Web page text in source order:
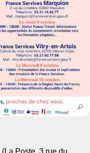
(La Poste, 3 rue du